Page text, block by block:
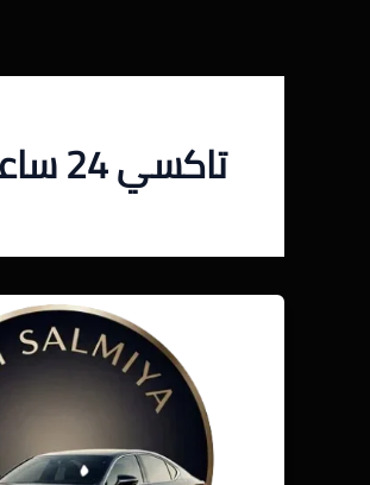
تاكسي 24 ساعة الكويت